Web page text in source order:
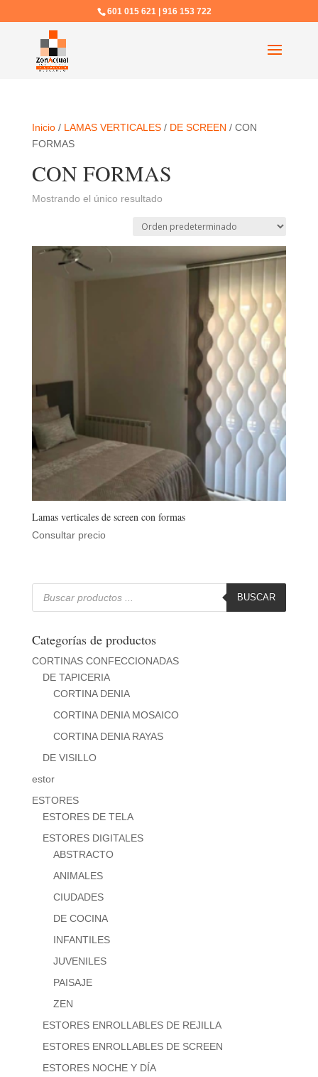
601 015 621 | 916 153 722
Inicio/ LAMAS VERTICALES/ DE SCREEN / CON
FORMAS
CON FORMAS
Mostrando el único resultado
Lamas verticales de screen con formas
Consultar precio
Búsqueda
BUSCAR
Categorías de productos
CORTINAS CONFECCIONADAS
DE TAPICERIA
CORTINA DENIA
CORTINA DENIA MOSAICO
CORTINA DENIA RAYAS
DE VISILLO
estor
ESTORES
ESTORES DE TELA
ESTORES DIGITALES
ABSTRACTO
ANIMALES
CIUDADES
DE COCINA
INFANTILES
JUVENILES
PAISAJE
ZEN
ESTORES ENROLLABLES DE REJILLA
ESTORES ENROLLABLES DE SCREEN
ESTORES NOCHE Y DÍA